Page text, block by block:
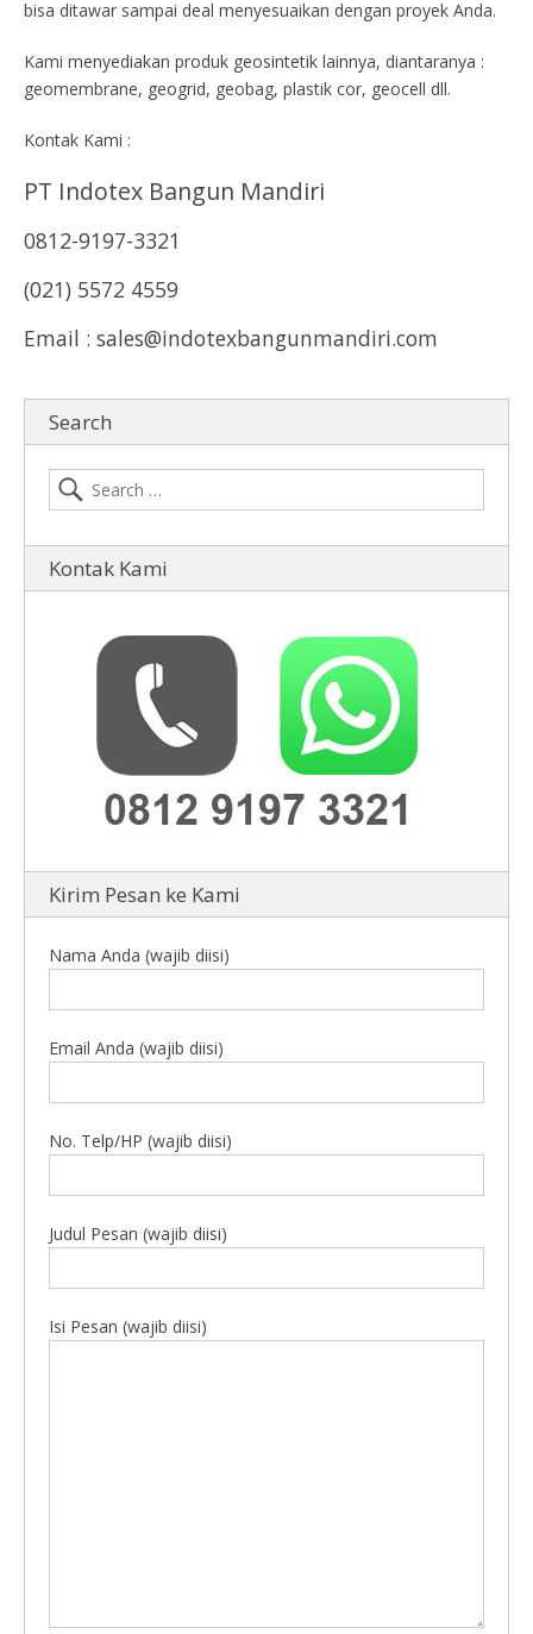
bisa ditawar sampai deal menyesuaikan dengan proyek Anda.
Kami menyediakan produk geosintetik lainnya, diantaranya :
geomembrane, geogrid, geobag, plastik cor, geocell dll.
Kontak Kami :
PT Indotex Bangun Mandiri
0812-9197-3321
(021) 5572 4559
Email : sales@indotexbangunmandiri.com
Search
Kontak Kami
Kirim Pesan ke Kami
Nama Anda (wajib diisi)
Email Anda (wajib diisi)
No. Telp/HP (wajib diisi)
Judul Pesan (wajib diisi)
Isi Pesan (wajib diisi)